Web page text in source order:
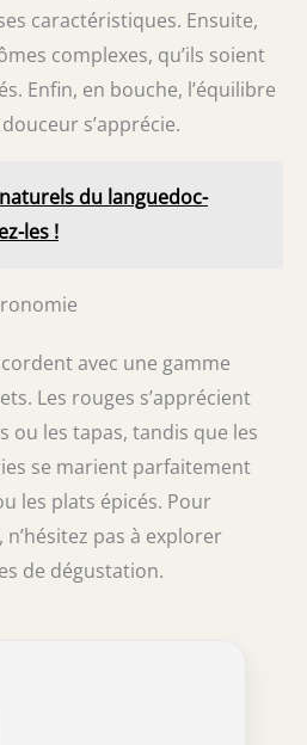
caractéristiques. Ensuite,
complexes, qu’ils soient
Enfin, en bouche, l’équilibre
s’apprécie.
du languedoc-
les !
avec une gamme
Les rouges s’apprécient
ou les tapas, tandis que les
se marient parfaitement
les plats épicés. Pour
pas à explorer
de dégustation.